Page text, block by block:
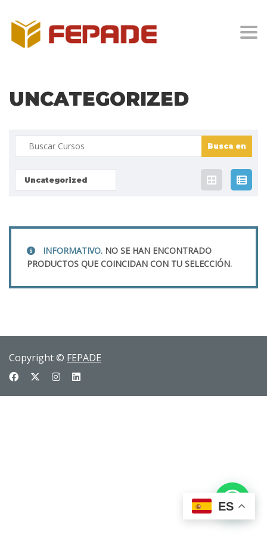
UNCATEGORIZED
Buscar:
Uncategorized
INFORMATIVO. NO SE HAN ENCONTRADO
PRODUCTOS QUE COINCIDAN CON TU SELECCIÓN.
Copyright © FEPADE
ES